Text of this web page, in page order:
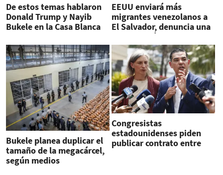
De estos temas hablaron
Donald Trump y Nayib
Bukele en la Casa Blanca
EEUU enviará más
migrantes venezolanos a
El Salvador, denuncia una
organización
Bukele planea duplicar el
tamaño de la megacárcel,
según medios
Congresistas
estadounidenses piden
publicar contrato entre